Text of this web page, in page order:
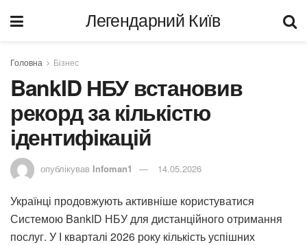
Легендарний Київ
Головна Бізнес
BankID НБУ встановив
рекорд за кількістю
ідентифікацій
опублікував Infoman1 14.05.2026
Українці продовжують активніше користуватися
Системою BankID НБУ для дистанційного отримання
послуг. У І кварталі 2026 року кількість успішних